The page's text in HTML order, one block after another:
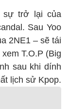
sự trở lại của
Sau Yoo
2NE1 – sẽ tái
T.O.P (Big
sau khi dính
lịch sử Kpop.